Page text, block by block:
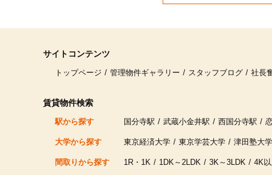
サイトコンテンツ
トップページ 管理物件ギャラリー スタッフブログ 社長
賃貸物件検索
駅から探す 国分寺駅 武蔵小金井駅 西国分寺駅
大学から探す 東京経済大学 東京学芸大学 津田塾大学
間取りから探す 1R・1K 1DK～2LDK 3K～3LDK 4K